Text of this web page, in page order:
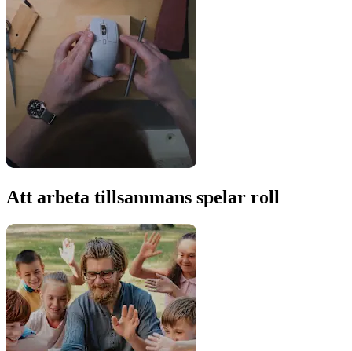
Att arbeta tillsammans spelar roll